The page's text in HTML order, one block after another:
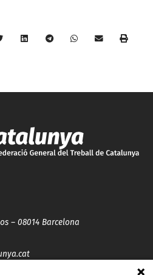
– 08014 Barcelona